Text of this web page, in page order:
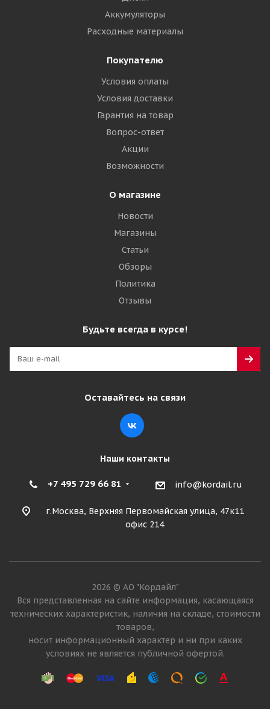
Аккумуляторы
Расходные материалы
Покупателю
Условия оплаты
Условия доставки
Гарантия на товар
Вопрос-ответ
Акции
Возможности
О магазине
Новости
Магазины
Статьи
Обзоры
Политика
Отзывы
Будьте всегда в курсе!
Оставайтесь на связи
Наши контакты
+7 495 729 66 81 info@kordail.ru
г.Москва, Верхняя Первомайская улица, 47к11
офис 214
2026 © АО "Кордайл"
Вся представленная на сайте информация, касающаяся
технических характеристик, наличия на складе, стоимости
товаров,
носит информационный характер и ни при каких
условиях не является публичной офертой.